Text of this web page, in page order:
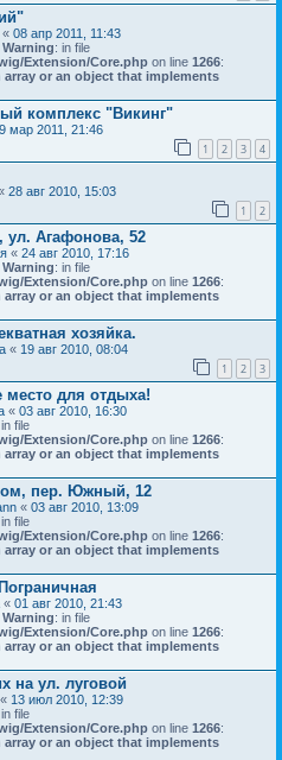
« 08 апр 2011, 11:43
: in file
Extension/Core.php on line 1266:
or an object that implements
комплекс "Викинг"
мар 2011, 21:46
1 2 3 4
28 авг 2010, 15:03
1 2
Агафонова, 52
« 24 авг 2010, 17:16
: in file
Extension/Core.php on line 1266:
or an object that implements
хозяйка.
« 19 авг 2010, 08:04
1 2 3
место для отдыха!
« 03 авг 2010, 16:30
in file
Extension/Core.php on line 1266:
or an object that implements
пер. Южный, 12
« 03 авг 2010, 13:09
in file
Extension/Core.php on line 1266:
or an object that implements
« 01 авг 2010, 21:43
: in file
Extension/Core.php on line 1266:
or an object that implements
на ул. луговой
« 13 июл 2010, 12:39
in file
Extension/Core.php on line 1266:
or an object that implements